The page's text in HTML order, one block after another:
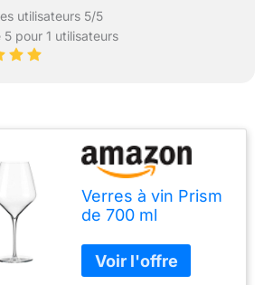
utilisateurs 5/5
5 pour 1 utilisateurs
Verres à vin Prism
de 700 ml